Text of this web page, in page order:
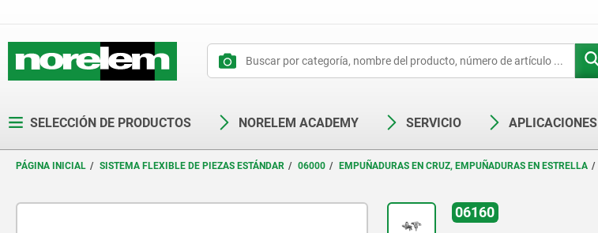
SELECCIÓN DE PRODUCTOS NORELEM ACADEMY SERVICIO APLICACIONES
PÁGINA INICIAL SISTEMA FLEXIBLE DE PIEZAS ESTÁNDAR 06000 EMPUÑADURAS EN CRUZ, EMPUÑADURAS EN ESTRELLA
06160